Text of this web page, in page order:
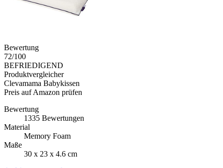
Bewertung
72/100
BEFRIEDIGEND
Produktvergleicher
Clevamama Babykissen
Preis auf Amazon prüfen
Bewertung
1335 Bewertungen
Material
Memory Foam
Maße
30 x 23 x 4.6 cm